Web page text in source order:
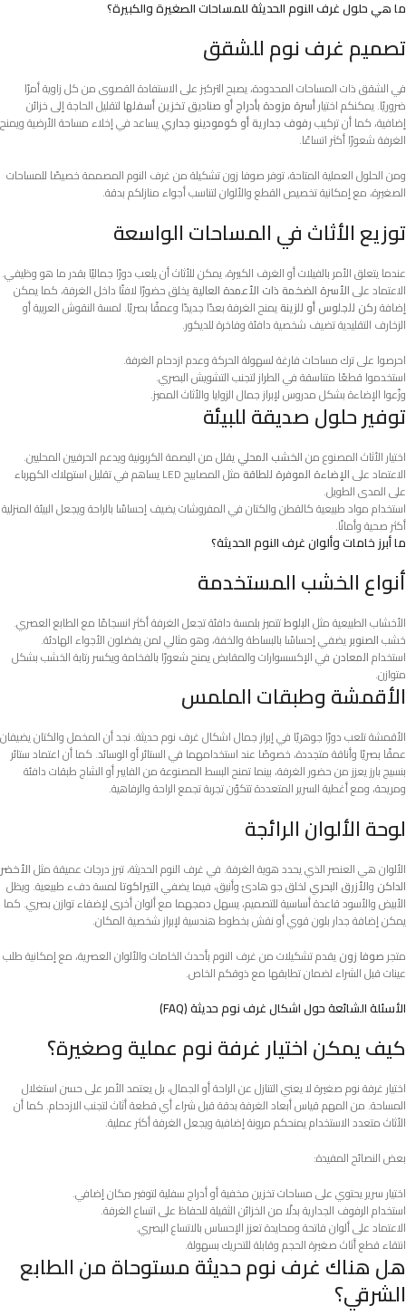
ما هي حلول غرف النوم الحديثة للمساحات الصغيرة والكبيرة؟
تصميم غرف نوم للشقق
في الشقق ذات المساحات المحدودة، يصبح التركيز على الاستفادة القصوى من كل زاوية أمرًا
ضروريًا. يمكنكم اختيارأسرة مزودة بأدراج أو صناديق تخزين أسفلها لتقليل الحاجة إلى خزائن
إضافية، كما أن تركيبرفوف جدارية أو كومودينو جداري يساعد في إخلاء مساحة الأرضية ويمنح
الغرفة شعورًا أكثر اتساعًا.
ومن الحلول العملية المتاحة، توفر صوفا زون تشكيلة من غرف النوم المصممة خصيصًا للمساحات
الصغيرة، مع إمكانية تخصيص القطع والألوان لتناسب أجواء منازلكم بدقة.
توزيع الأثاث في المساحات الواسعة
عندما يتعلق الأمر بالفيلات أو الغرف الكبيرة، يمكن للأثاث أن يلعب دورًا جماليًا بقدر ما هو وظيفي.
الاعتماد علىالأسرة الضخمة ذات الأعمدة العالية يخلق حضورًا لافتًا داخل الغرفة، كما يمكن
إضافةركن للجلوس أو للزينة يمنح الغرفة بعدًا جديدًا وعمقًا بصريًا. لمسة النقوش العربية أو
الزخارف التقليدية تضيف شخصية دافئة وفاخرة للديكور.
احرصوا على ترك مساحات فارغة لسهولة الحركة وعدم ازدحام الغرفة.
استخدموا قطعًا متناسقة في الطراز لتجنب التشويش البصري.
وزّعوا الإضاءة بشكل مدروس لإبراز جمال الزوايا والأثاث المميز.
توفير حلول صديقة للبيئة
اختيار الأثاث المصنوع منالخشب المحلي يقلل من البصمة الكربونية ويدعم الحرفيين المحليين.
الاعتماد علىالإضاءة الموفرة للطاقة
مثل المصابيح LED يساهم في تقليل استهلاك الكهرباء
على المدى الطويل.
استخدام مواد طبيعية كالقطن والكتان في المفروشات يضيف إحساسًا بالراحة ويجعل البيئة المنزلية
أكثر صحية وأمانًا.
ما أبرز خامات وألوان غرف النوم الحديثة؟
أنواع الخشب المستخدمة
الأخشاب الطبيعية مثلالبلوطتتميز بلمسة دافئة تجعل الغرفة أكثر انسجامًا مع الطابع العصري.
خشبالصنوبر يضفي إحساسًا بالبساطة والخفة، وهو مثالي لمن يفضلون الأجواء الهادئة.
استخدامالمعادن في الإكسسوارات والمقابض يمنح شعورًا بالفخامة ويكسر رتابة الخشب بشكل
متوازن.
الأقمشة وطبقات الملمس
الأقمشة تلعب دورًا جوهريًا في إبراز جمال اشكال غرف نوم حديثة. نجد أن المخمل والكتان يضيفان
عمقًا بصريًا وأناقة متجددة، خصوصًا عند استخدامهما في الستائر أو الوسائد. كما أن اعتماد ستائر
بنسيج بارز يعزز من حضور الغرفة، بينما تمنح البسط المصنوعة من الفايبر أو الشاج طبقات دافئة
ومريحة، ومع أغطية السرير المتعددة تتكوّن تجربة تجمع الراحة والرفاهية.
لوحة الألوان الرائجة
الألوان هي العنصر الذي يحدد هوية الغرفة. في غرف النوم الحديثة، تبرز درجات عميقة مثلالأخضر
الداكن والأزرق البحري لخلق جو هادئ وأنيق، فيما يضفيالتيراكوتا لمسة دفء طبيعية. ويظل
الأبيض والأسود قاعدة أساسية للتصميم، يسهل دمجهما مع ألوان أخرى لإضفاء توازن بصري. كما
يمكن إضافة جدار بلون قوي أو نقش بخطوط هندسية لإبراز شخصية المكان.
متجر صوفا زون يقدم تشكيلات من غرف النوم بأحدث الخامات والألوان العصرية، مع إمكانية طلب
عينات قبل الشراء لضمان تطابقها مع ذوقكم الخاص.
الأسئلة الشائعة حول اشكال غرف نوم حديثة (FAQ)
كيف يمكن اختيار غرفة نوم عملية وصغيرة؟
اختيار غرفة نوم صغيرة لا يعني التنازل عن الراحة أو الجمال، بل يعتمد الأمر على حسن استغلال
المساحة. من المهم قياس أبعاد الغرفة بدقة قبل شراء أي قطعة أثاث لتجنب الازدحام. كما أن
الأثاث متعدد الاستخدام يمنحكم مرونة إضافية ويجعل الغرفة أكثر عملية.
بعض النصائح المفيدة:
اختيار سرير يحتوي على مساحات تخزين مخفية أو أدراج سفلية لتوفير مكان إضافي.
استخدام الرفوف الجدارية بدلًا من الخزائن الثقيلة للحفاظ على اتساع الغرفة.
الاعتماد على ألوان فاتحة ومحايدة تعزز الإحساس بالاتساع البصري.
انتقاء قطع أثاث صغيرة الحجم وقابلة للتحريك بسهولة.
هل هناك غرف نوم حديثة مستوحاة من الطابع
الشرقي؟